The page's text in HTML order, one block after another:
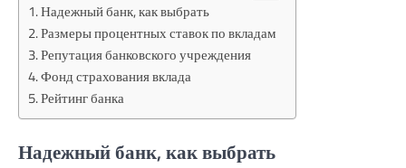
Надежный банк, как выбрать
Размеры процентных ставок по вкладам
Репутация банковского учреждения
Фонд страхования вклада
Рейтинг банка
Надежный банк, как выбрать